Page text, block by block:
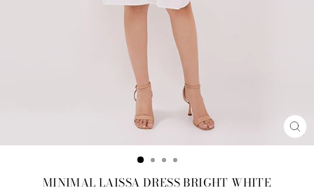
MINIMAL LAISSA DRESS BRIGHT WHITE